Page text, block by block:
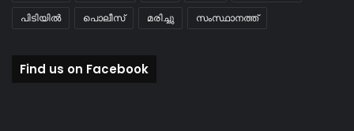
പിടിയിൽ പൊലീസ് മരിച്ചു സംസ്ഥാനത്ത്
Find us on Facebook